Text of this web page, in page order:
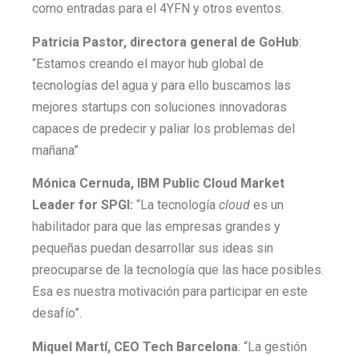
como entradas para el 4YFN y otros eventos.
Patricia Pastor, directora general de GoHub:
“Estamos creando el mayor hub global de
tecnologías del agua y para ello buscamos las
mejores startups con soluciones innovadoras
capaces de predecir y paliar los problemas del
mañana”
Mónica Cernuda, IBM Public Cloud Market
Leader for SPGI: “La tecnología cloud es un
habilitador para que las empresas grandes y
pequeñas puedan desarrollar sus ideas sin
preocuparse de la tecnología que las hace posibles.
Esa es nuestra motivación para participar en este
desafío”.
Miquel Martí, CEO Tech Barcelona: “La gestión